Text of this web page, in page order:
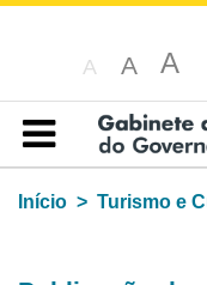
A A A
Índice
Início
Turismo e